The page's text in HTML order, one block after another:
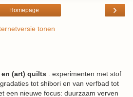
›
Homepage
tonen
(art) quilts : experimenten met stof
tot shibori en van verfbad tot
een nieuwe focus: duurzaam verven